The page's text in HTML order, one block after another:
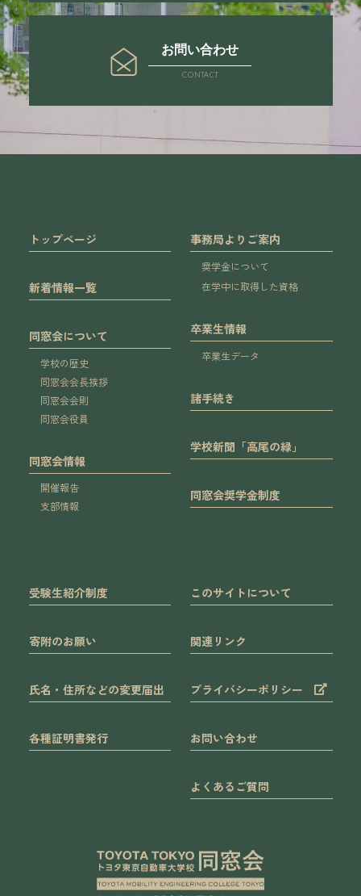
お問い合わせ
CONTACT
トップページ
新着情報一覧
同窓会について
学校の歴史
同窓会会長挨拶
同窓会会則
同窓会役員
同窓会情報
開催報告
支部情報
事務局よりご案内
奨学金について
在学中に取得した資格
卒業生情報
卒業生データ
諸手続き
学校新聞「高尾の緑」
同窓会奨学金制度
受験生紹介制度
寄附のお願い
氏名・住所などの変更届出
各種証明書発行
このサイトについて
関連リンク
プライバシーポリシー
お問い合わせ
よくあるご質問